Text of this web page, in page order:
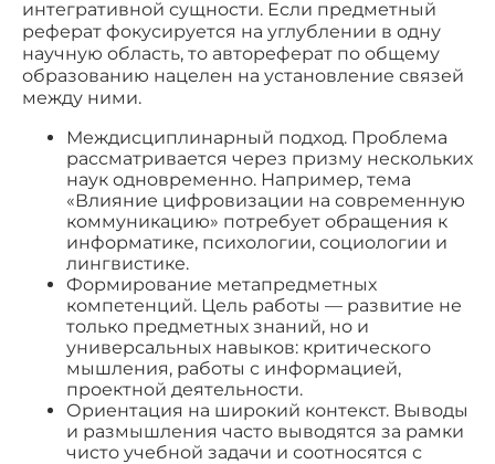
интегративной сущности. Если предметный
реферат фокусируется на углублении в одну
научную область, то автореферат по общему
образованию нацелен на установление связей
между ними.
Междисциплинарный подход. Проблема
рассматривается через призму нескольких
наук одновременно. Например, тема
«Влияние цифровизации на современную
коммуникацию» потребует обращения к
информатике, психологии, социологии и
лингвистике.
Формирование метапредметных
компетенций. Цель работы — развитие не
только предметных знаний, но и
универсальных навыков: критического
мышления, работы с информацией,
проектной деятельности.
Ориентация на широкий контекст. Выводы
и размышления часто выводятся за рамки
чисто учебной задачи и соотносятся с